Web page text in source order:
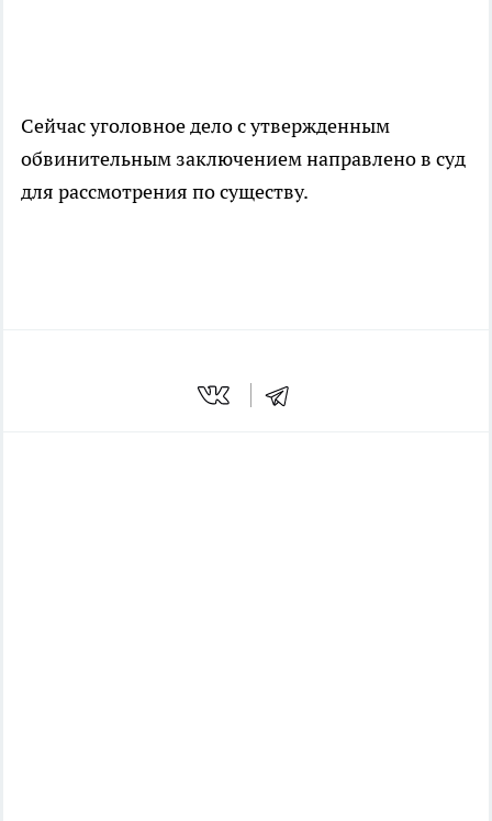
Сейчас уголовное дело с утвержденным
обвинительным заключением направлено в суд
для рассмотрения по существу.